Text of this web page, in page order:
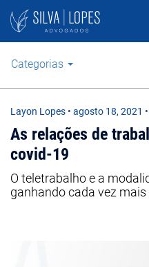
Categorias
Layon Lopes • agosto 18, 2021
As relações de
covid-19
O teletrabalho e a
ganhando cada vez